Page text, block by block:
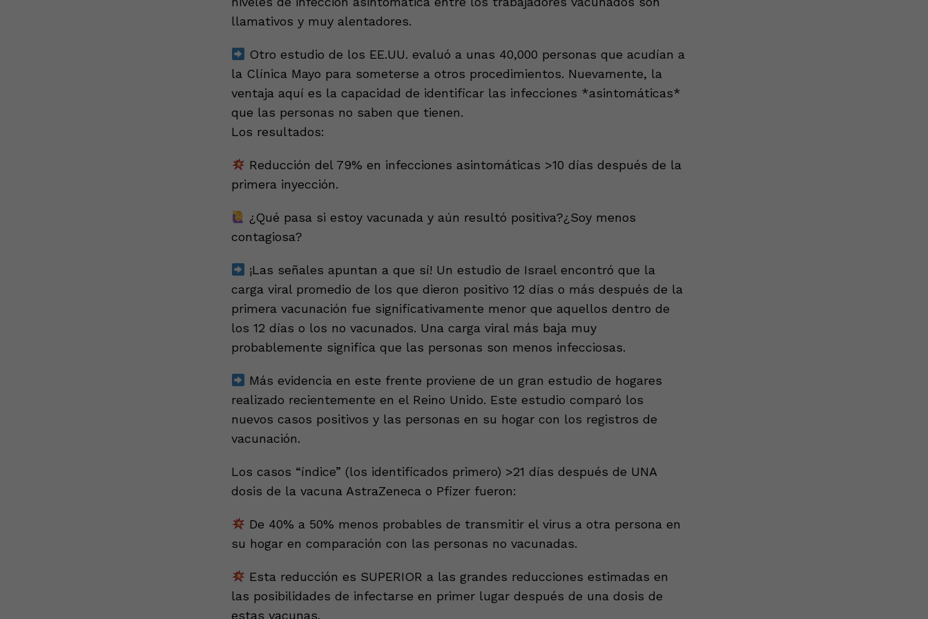
llamativos y muy alentadores.
Otro estudio de los EE.UU. evaluó a unas 40,000 personas que acudían a
la Clínica Mayo para someterse a otros procedimientos. Nuevamente, la
ventaja aquí es la capacidad de identificar las infecciones *asintomáticas*
que las personas no saben que tienen.
Los resultados:
Reducción del 79% en infecciones asintomáticas >10 días después de la
primera inyección.
¿Qué pasa si estoy vacunada y aún resultó positiva?¿Soy menos
contagiosa?
¡Las señales apuntan a que sí! Un estudio de Israel encontró que la
carga viral promedio de los que dieron positivo 12 días o más después de la
primera vacunación fue significativamente menor que aquellos dentro de
los 12 días o los no vacunados. Una carga viral más baja muy
probablemente significa que las personas son menos infecciosas.
Más evidencia en este frente proviene de un gran estudio de hogares
realizado recientemente en el Reino Unido. Este estudio comparó los
nuevos casos positivos y las personas en su hogar con los registros de
vacunación.
Los casos “índice” (los identificados primero) >21 días después de UNA
dosis de la vacuna AstraZeneca o Pfizer fueron:
De 40% a 50% menos probables de transmitir el virus a otra persona en
su hogar en comparación con las personas no vacunadas.
Esta reducción es SUPERIOR a las grandes reducciones estimadas en
las posibilidades de infectarse en primer lugar después de una dosis de
estas vacunas.